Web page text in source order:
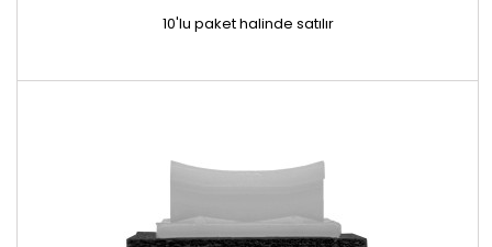
10'lu paket halinde satılır